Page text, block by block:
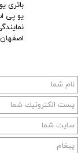
یو پی